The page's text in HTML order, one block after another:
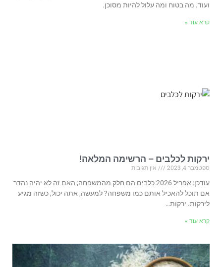
ועוד. מה בטוח ומה עלול להיות מסוכן.
קרא עוד »
ירקות לכלבים – הרשימה המלאה!
ספטמבר 4, 2023
אין תגובות
עודכן: אפריל 2026 כלבים הם חלק מהמשפחה; האם זה לא יהיה נהדר
אם תוכל להאכיל אותם כמו משפחה? למעשה, אתה יכול, כשזה מגיע
לירקות. ירקות…
קרא עוד »